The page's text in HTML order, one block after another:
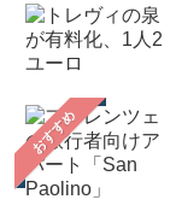
おすすめ